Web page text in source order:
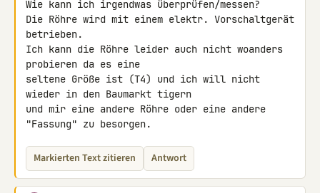
Wie kann ich irgendwas überprüfen/messen?
Die Röhre wird mit einem elektr. Vorschaltgerät
betrieben.
Ich kann die Röhre leider auch nicht woanders
probieren da es eine
seltene Größe ist (T4) und ich will nicht
wieder in den Baumarkt tigern
und mir eine andere Röhre oder eine andere
"Fassung" zu besorgen.
Markierten Text zitieren Antwort